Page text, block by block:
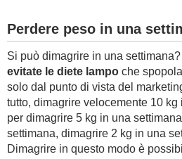
Perdere peso in una
Si può dimagrire in una
evitate le diete lampo che
solo dal punto di vista del
tutto, dimagrire velocemente 10
per dimagrire 5 kg in una
settimana, dimagrire 2 kg in una
Dimagrire in questo modo è